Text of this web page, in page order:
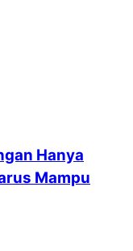
Hanya
Mampu